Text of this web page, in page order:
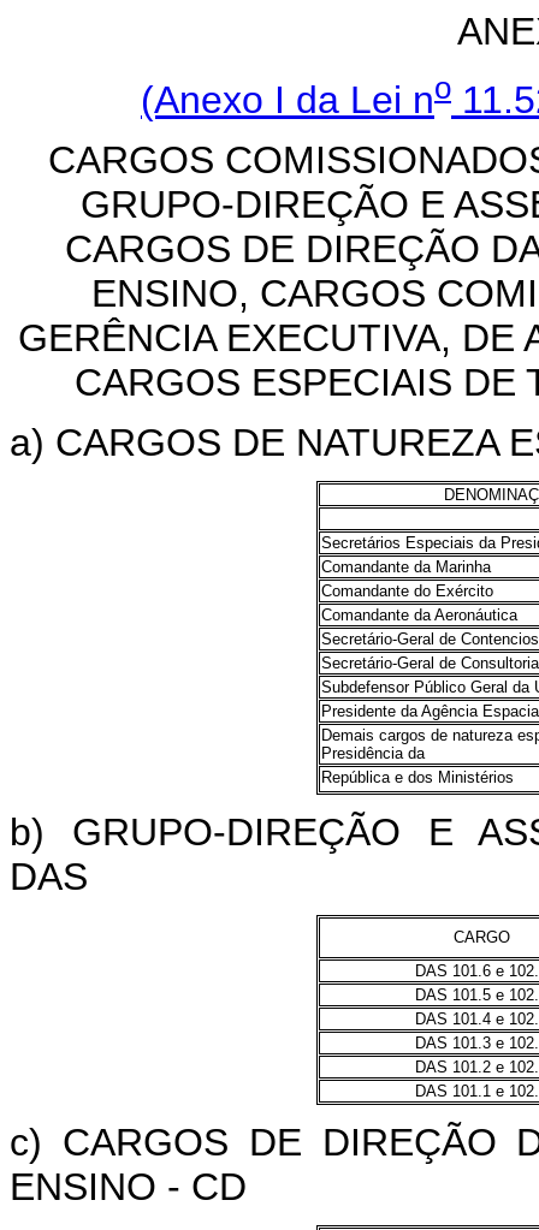
(Anexo I da Lei no
CARGOS
GRUPO-DIREÇÃO E
CARGOS DE DIREÇÃO
ENSINO, CARGOS
GERÊNCIA EXECUTIVA, DE
CARGOS ESPECIAIS DE
a) CARGOS DE NATUREZA
Secretários Especiais da
Comandante da Marinha
Comandante do Exército
Comandante da Aeronáutica
Secretário-Geral de
Secretário-Geral de Consultoria
Subdefensor Público Geral da
Presidente da Agência
Demais cargos de natureza
Presidência da
República e dos Ministérios
b) GRUPO-DIREÇÃO E
DAS
CARGO
DAS 101.6 e
DAS 101.5 e
DAS 101.4 e
DAS 101.3 e
DAS 101.2 e
DAS 101.1 e
c) CARGOS DE DIREÇÃO
ENSINO - CD